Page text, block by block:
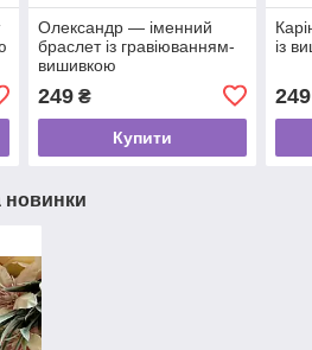
Олександр — іменний
браслет із гравіюванням-
вишивкою
249₴
Купити
із
249
новинки